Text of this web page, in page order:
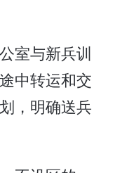
室与新兵训
中转运和交
，明确送兵